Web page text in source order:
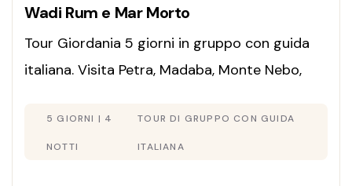
Wadi Rum e Mar Morto
Tour Giordania 5 giorni in gruppo con guida
italiana. Visita Petra, Madaba, Monte Nebo,
mercoledì e sabato. Penota!
5 GIORNI | 4
NOTTI
TOUR DI GRUPPO CON GUIDA
ITALIANA